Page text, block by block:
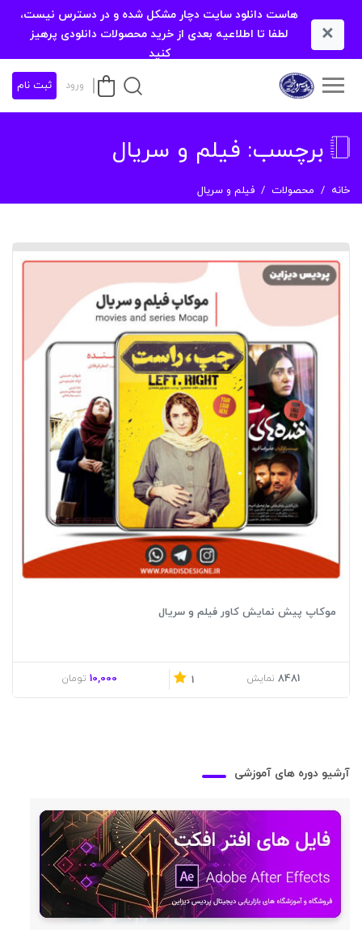
×
هاست دانلود سایت دچار مشکل شده و در دسترس نیست،
لطفا تا اطلاعیه بعدی از خرید محصولات دانلودی پرهیز
کنید
ورود ثبت نام
برچسب: فیلم و سریال
خانه محصولات فیلم و سریال
موکاپ پیش نمایش کاور فیلم و سریال
8481 نمایش 1
10,000 تومان
آرشیو دوره های آموزشی